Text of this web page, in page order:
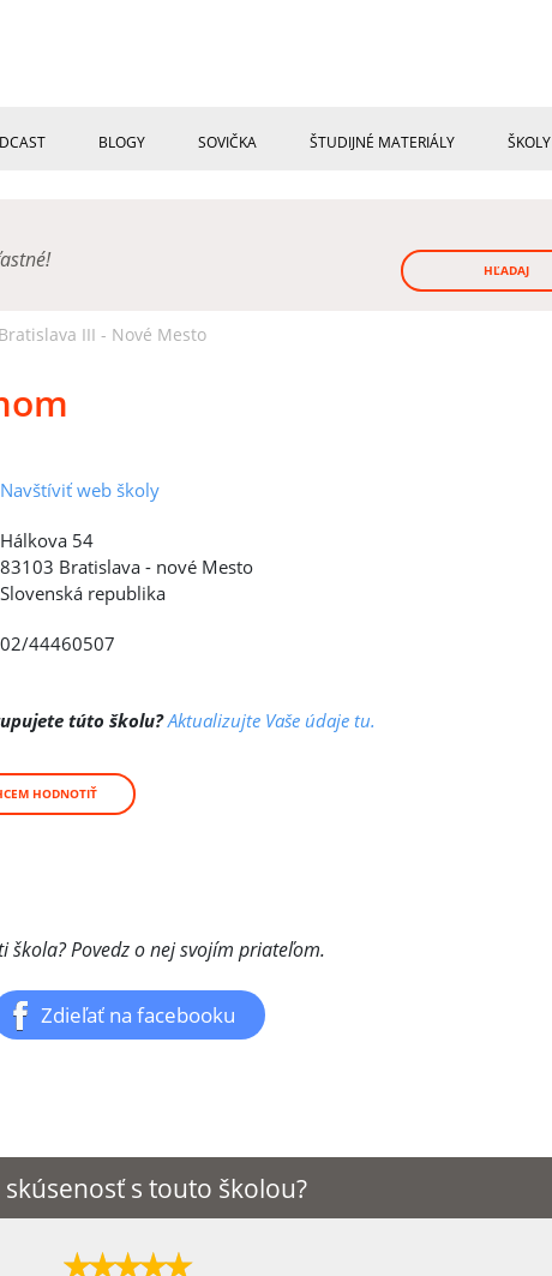
BLOGY SOVIČKA ŠTUDIJNÉ MATERIÁLY ŠKOLY
HĽADAJ
III - Nové Mesto
Navštíviť web školy
Hálkova 54
83103 Bratislava - nové Mesto
Slovenská republika
02/44460507
túto školu?Aktualizujte Vaše údaje tu.
HODNOTIŤ
škola? Povedz o nej svojím priateľom.
Zdieľať na facebooku
skúsenosť s touto školou?